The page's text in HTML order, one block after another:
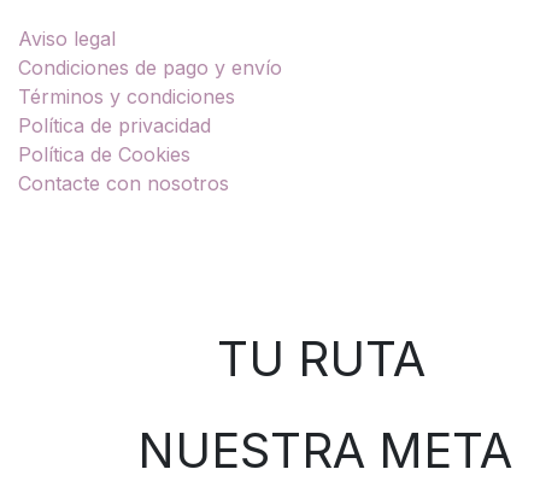
Aviso legal
Condiciones de pago y envío
Términos y condiciones
Política de privacidad
Política de Cookies
Contacte con nosotros
TU RUTA
NUESTRA META